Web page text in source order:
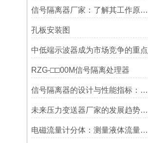
信号隔离器厂家：了解其工作原理，挑选适合的型号
孔板安装图
中低端示波器成为市场竞争的重点
RZG-□□00M信号隔离处理器
信号隔离器的设计与性能指标：确保稳定可靠的信号传输
未来压力变送器厂家的发展趋势和挑战
电磁流量计分体：测量液体流量的重要工具